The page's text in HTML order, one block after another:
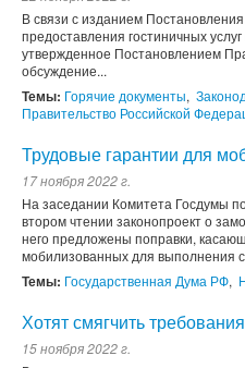
В связи с изданием
предоставления гостиничных
утвержденное Постановлением
обсуждение...
Темы: Горячие документы,
Правительство Российской
Трудовые гарантии для
17 ноября 2022 г.
На заседании Комитета Госдумы
втором чтении законопроект о
него предложены поправки,
мобилизованных для выполнения
Темы: Государственная Дума РФ,
Хотят смягчить
15 ноября 2022 г.